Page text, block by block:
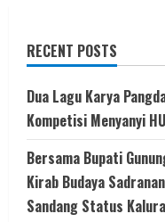
RECENT POSTS
Dua Lagu Karya
Kompetisi Menyanyi
Bersama Bupati
Kirab Budaya
Sandang Status